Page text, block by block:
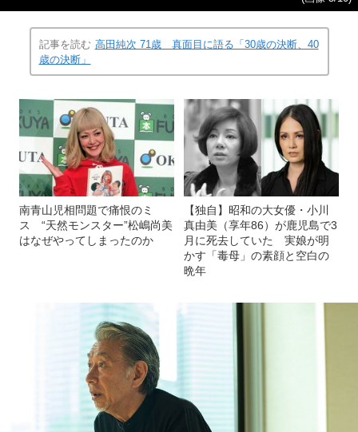
記事を読む 高田純次 71歳 真面目に語る「30歳の決断、40
歳の決断」
南青山児相問題で痛恨のミ
ス “天然モンスター”松嶋尚美
はなぜやってしまったのか
【独自】昭和の大女優・小川
真由美（享年86）が鹿児島で3
月に死去していた 実娘が明
かす「毒母」の素顔と空白の
晩年